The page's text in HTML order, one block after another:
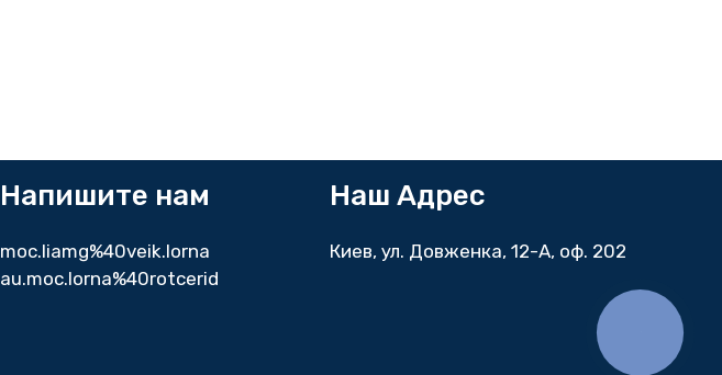
Напишите нам
moc.liamg%40veik.lorna
au.moc.lorna%40rotcerid
Наш Адрес
Киев, ул. Довженка, 12-А, оф. 202